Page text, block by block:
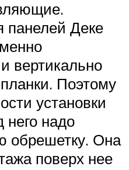
панелей Деке
вертикально
Поэтому
установки
него надо
обрешетку. Она
поверх нее